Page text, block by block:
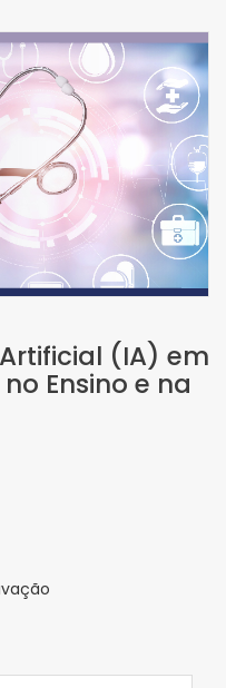
(IA) em
Ensino e na